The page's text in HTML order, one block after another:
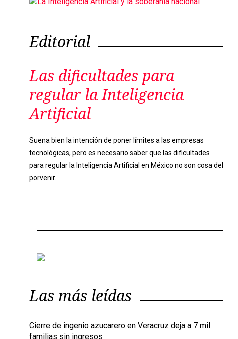
Editorial
Las dificultades para
regular la Inteligencia
Artificial
Suena bien la intención de poner límites a las empresas
tecnológicas, pero es necesario saber que las dificultades
para regular la Inteligencia Artificial en México no son cosa del
porvenir.
Las más leídas
Cierre de ingenio azucarero en Veracruz deja a 7 mil
familias sin ingresos